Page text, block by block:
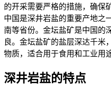
的开采需要严格的措施，确保
中国是深井岩盐的重要产地之
南等省份。金坛盐矿是中国的
良。金坛盐矿的盐层深达千米
物质，适合用于食用和工业用途
深井岩盐的特点